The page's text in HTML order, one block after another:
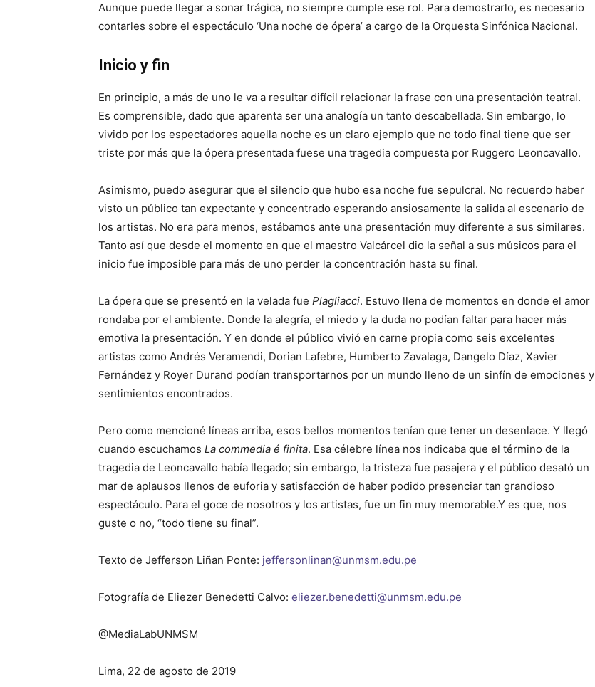
Aunque puede llegar a sonar trágica, no siempre cumple ese rol. Para demostrarlo, es necesario
contarles sobre el espectáculo ‘Una noche de ópera’ a cargo de la Orquesta Sinfónica Nacional.
Inicio y fin
En principio, a más de uno le va a resultar difícil relacionar la frase con una presentación teatral.
Es comprensible, dado que aparenta ser una analogía un tanto descabellada. Sin embargo, lo
vivido por los espectadores aquella noche es un claro ejemplo que no todo final tiene que ser
triste por más que la ópera presentada fuese una tragedia compuesta por Ruggero Leoncavallo.
Asimismo, puedo asegurar que el silencio que hubo esa noche fue sepulcral. No recuerdo haber
visto un público tan expectante y concentrado esperando ansiosamente la salida al escenario de
los artistas. No era para menos, estábamos ante una presentación muy diferente a sus similares.
Tanto así que desde el momento en que el maestro Valcárcel dio la señal a sus músicos para el
inicio fue imposible para más de uno perder la concentración hasta su final.
La ópera que se presentó en la velada fue Plagliacci. Estuvo llena de momentos en donde el amor
rondaba por el ambiente. Donde la alegría, el miedo y la duda no podían faltar para hacer más
emotiva la presentación. Y en donde el público vivió en carne propia como seis excelentes
artistas como Andrés Veramendi, Dorian Lafebre, Humberto Zavalaga, Dangelo Díaz, Xavier
Fernández y Royer Durand podían transportarnos por un mundo lleno de un sinfín de emociones y
sentimientos encontrados.
Pero como mencioné líneas arriba, esos bellos momentos tenían que tener un desenlace. Y llegó
cuando escuchamos La commedia é finita. Esa célebre línea nos indicaba que el término de la
tragedia de Leoncavallo había llegado; sin embargo, la tristeza fue pasajera y el público desató un
mar de aplausos llenos de euforia y satisfacción de haber podido presenciar tan grandioso
espectáculo. Para el goce de nosotros y los artistas, fue un fin muy memorable.Y es que, nos
guste o no, “todo tiene su final”.
Texto de Jefferson Liñan Ponte: jeffersonlinan@unmsm.edu.pe
Fotografía de Eliezer Benedetti Calvo: eliezer.benedetti@unmsm.edu.pe
@MediaLabUNMSM
Lima, 22 de agosto de 2019